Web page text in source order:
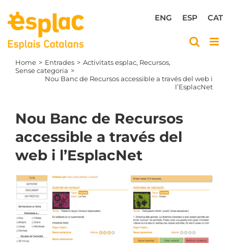
content
CAT
ESP
ENG
Home Entrades Activitats esplac Recursos
Sense categoria
Nou Banc de Recursos accessible a través del web i
l’EsplacNet
Nou Banc de Recursos
accessible a través del
web i l’EsplacNet
View
Larger
Image